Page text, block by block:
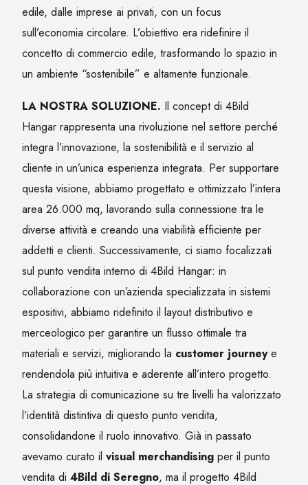
edile, dalle imprese ai privati, con un focus
sull’economia circolare. L’obiettivo era ridefinire il
concetto di commercio edile, trasformando lo spazio in
un ambiente “sostenibile” e altamente funzionale.
LA NOSTRA SOLUZIONE. Il concept di 4Bild
Hangar rappresenta una rivoluzione nel settore perché
integra l’innovazione, la sostenibilità e il servizio al
cliente in un’unica esperienza integrata. Per supportare
questa visione, abbiamo progettato e ottimizzato l’intera
area 26.000 mq, lavorando sulla connessione tra le
diverse attività e creando una viabilità efficiente per
addetti e clienti. Successivamente, ci siamo focalizzati
sul punto vendita interno di 4Bild Hangar: in
collaborazione con un’azienda specializzata in sistemi
espositivi, abbiamo ridefinito il layout distributivo e
merceologico per garantire un flusso ottimale tra
materiali e servizi, migliorando la customer journeye
rendendola più intuitiva e aderente all’intero progetto.
La strategia di comunicazione su tre livelli ha valorizzato
l’identità distintiva di questo punto vendita,
consolidandone il ruolo innovativo. Già in passato
avevamo curato ilvisual merchandising per il punto
vendita di4Bild di Seregno, ma il progetto 4Bild